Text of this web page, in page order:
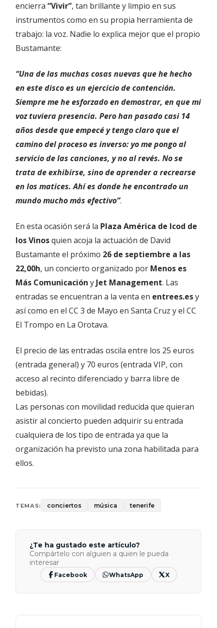
encierra “Vivir”, tan brillante y limpio en sus
instrumentos como en su propia herramienta de
trabajo: la voz. Nadie lo explica mejor que el propio
Bustamante:
“Una de las muchas cosas nuevas que he hecho
en este disco es un ejercicio de contención.
Siempre me he esforzado en demostrar, en que mi
voz tuviera presencia. Pero han pasado casi 14
años desde que empecé y tengo claro que el
camino del proceso es inverso: yo me pongo al
servicio de las canciones, y no al revés. No se
trata de exhibirse, sino de aprender a recrearse
en los matices. Ahí es donde he encontrado un
mundo mucho más efectivo”.
En esta ocasión será la Plaza América de Icod de
los Vinosquien acoja la actuación de David
Bustamante el próximo 26 de septiembre a las
22,00h, un concierto organizado por Menos es
Más Comunicación y Jet Management. Las
entradas se encuentran a la venta en entrees.esy
así como en el CC 3 de Mayo en Santa Cruz y el CC
El Trompo en La Orotava.
El precio de las entradas oscila entre los 25 euros
(entrada general) y 70 euros (entrada VIP, con
acceso al recinto diferenciado y barra libre de
bebidas).
Las personas con movilidad reducida que quieran
asistir al concierto pueden adquirir su entrada
cualquiera de los tipo de entrada ya que la
organización ha previsto una zona habilitada para
ellos.
TEMAS: conciertos música tenerife
¿Te ha gustado este artículo?
Compártelo con alguien a quien le pueda
interesar
Facebook WhatsApp X